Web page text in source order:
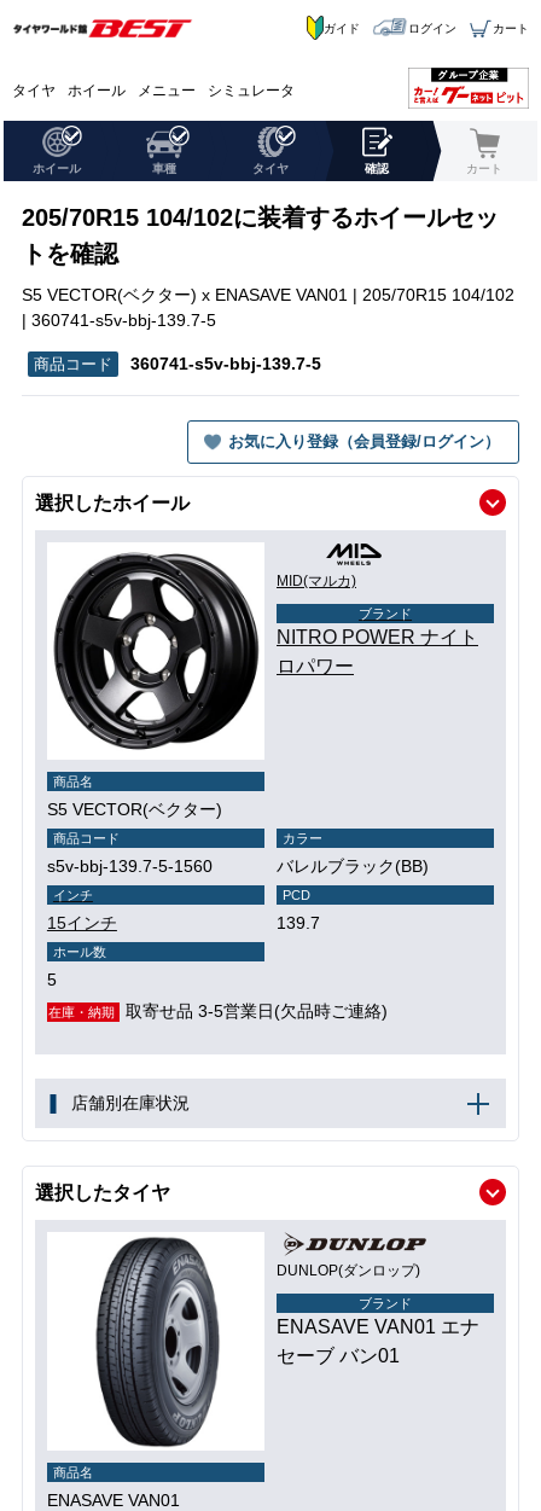
タイヤ ホイール メニュー シミュレータ
ガイド ログイン カート
ホイール 車種 タイヤ 確認 カート
205/70R15 104/102に装着するホイールセッ
トを確認
S5 VECTOR(ベクター) x ENASAVE VAN01 | 205/70R15 104/102
| 360741-s5v-bbj-139.7-5
360741-s5v-bbj-139.7-5
お気に入り登録（会員登録/ログイン）
選択したホイール
MID(マルカ)
ブランド
NITRO POWER ナイト
ロパワー
商品名
S5 VECTOR(ベクター)
商品コード
s5v-bbj-139.7-5-1560
カラー
バレルブラック(BB)
インチ
15インチ
PCD
139.7
ホール数
5
在庫・納期 取寄せ品 3-5営業日(欠品時ご連絡)
店舗別在庫状況
選択したタイヤ
DUNLOP(ダンロップ)
ブランド
ENASAVE VAN01 エナ
セーブ バン01
商品名
ENASAVE VAN01